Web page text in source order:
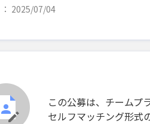
2025/07/04
この公募は、チームプ
セルフマッチング形式